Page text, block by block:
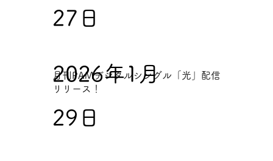
27日
月刊PAMデジタルシングル「光」配信
リリース！
2026年1月
29日